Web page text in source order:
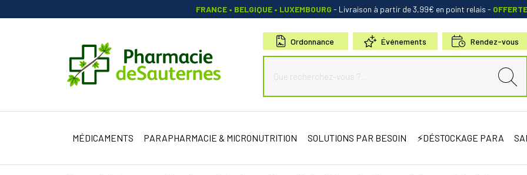
FRANCE • BELGIQUE • LUXEMBOURG - Livraison à partir de 3,99€ en point relais - OFFERTE
Pharmacie de Sauternes Votre pharmacie en ligne à votre service
Ordonnance Événements Rendez-vous
MÉDICAMENTS PARAPHARMACIE & MICRONUTRITION SOLUTIONS PAR BESOIN ⚡DÉSTOCKAGE PARA